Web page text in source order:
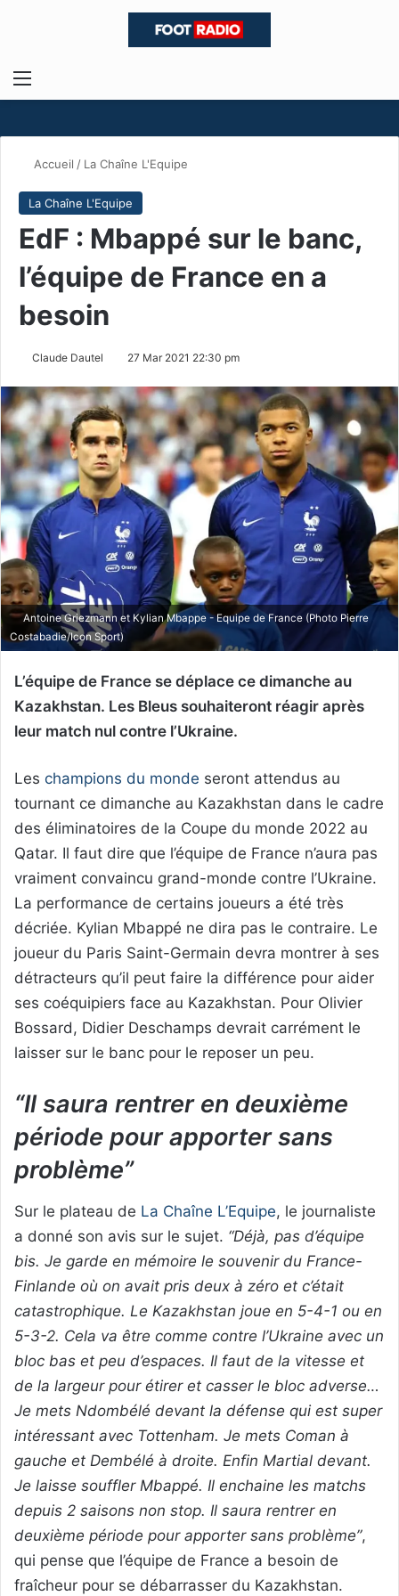
Menu
Accueil / La Chaîne L'Equipe
La Chaîne L'Equipe
EdF : Mbappé sur le banc,
l’équipe de France en a
besoin
Claude Dautel 27 Mar 2021 22:30 pm
Antoine Griezmann et Kylian Mbappe - Equipe de France (Photo Pierre
Costabadie/Icon Sport)
L’équipe de France se déplace ce dimanche au
Kazakhstan. Les Bleus souhaiteront réagir après
leur match nul contre l’Ukraine.
Les champions du monde seront attendus au
tournant ce dimanche au Kazakhstan dans le cadre
des éliminatoires de la Coupe du monde 2022 au
Qatar. Il faut dire que l’équipe de France n’aura pas
vraiment convaincu grand-monde contre l’Ukraine.
La performance de certains joueurs a été très
décriée. Kylian Mbappé ne dira pas le contraire. Le
joueur du Paris Saint-Germain devra montrer à ses
détracteurs qu’il peut faire la différence pour aider
ses coéquipiers face au Kazakhstan. Pour Olivier
Bossard, Didier Deschamps devrait carrément le
laisser sur le banc pour le reposer un peu.
“Il saura rentrer en deuxième
période pour apporter sans
problème”
Sur le plateau de La Chaîne L’Equipe, le journaliste
a donné son avis sur le sujet. “Déjà, pas d’équipe
bis. Je garde en mémoire le souvenir du France-
Finlande où on avait pris deux à zéro et c’était
catastrophique. Le Kazakhstan joue en 5-4-1 ou en
5-3-2. Cela va être comme contre l’Ukraine avec un
bloc bas et peu d’espaces. Il faut de la vitesse et
de la largeur pour étirer et casser le bloc adverse…
Je mets Ndombélé devant la défense qui est super
intéressant avec Tottenham. Je mets Coman à
gauche et Dembélé à droite. Enfin Martial devant.
Je laisse souffler Mbappé. Il enchaine les matchs
depuis 2 saisons non stop. Il saura rentrer en
deuxième période pour apporter sans problème”,
qui pense que l’équipe de France a besoin de
fraîcheur pour se débarrasser du Kazakhstan.